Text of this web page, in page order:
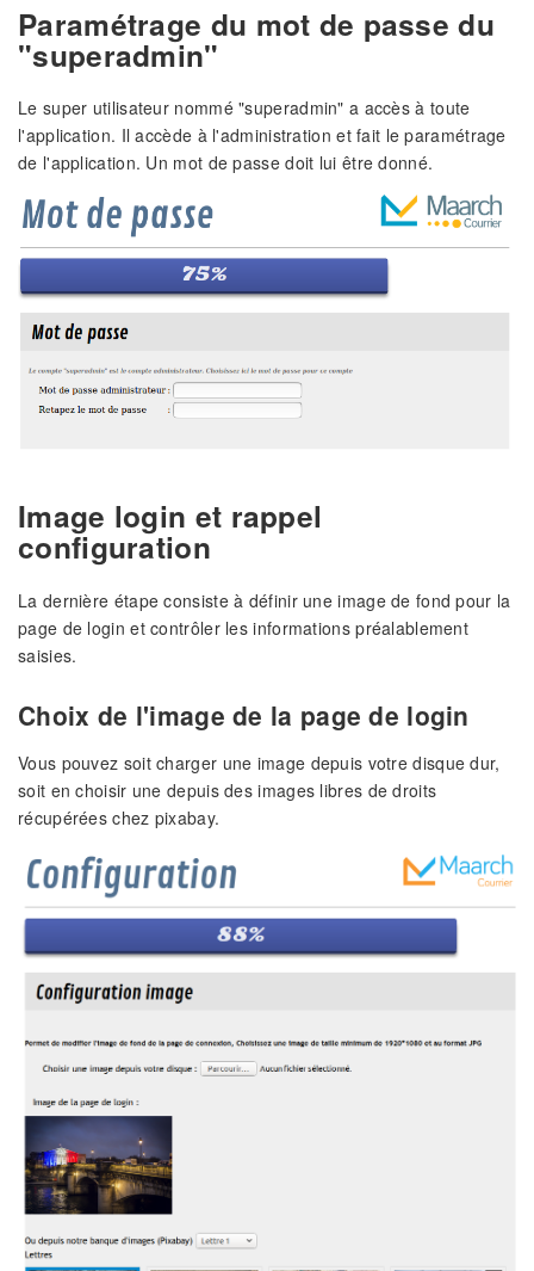
Paramétrage du mot de passe du
"superadmin"
Le super utilisateur nommé "superadmin" a accès à toute
l'application. Il accède à l'administration et fait le paramétrage
de l'application. Un mot de passe doit lui être donné.
Image login et rappel
configuration
La dernière étape consiste à définir une image de fond pour la
page de login et contrôler les informations préalablement
saisies.
Choix de l'image de la page de login
Vous pouvez soit charger une image depuis votre disque dur,
soit en choisir une depuis des images libres de droits
récupérées chez pixabay.